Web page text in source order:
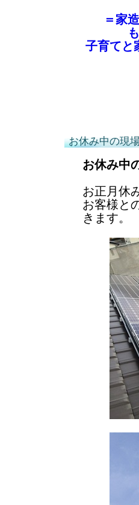
＝家
子育てと
お休み中の現
お休み中
お正月休
お客様と
きます。